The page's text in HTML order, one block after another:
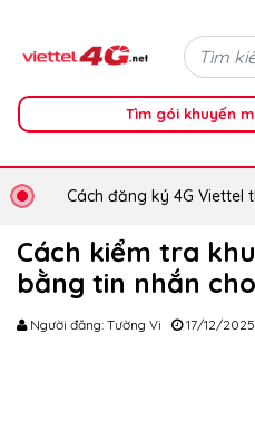
Tìm gói khuyến
Cách đăng ký 4G Viettel
Cách kiểm tra
bằng tin nhắn
Người đăng: Tường Vi 17/12/2025,